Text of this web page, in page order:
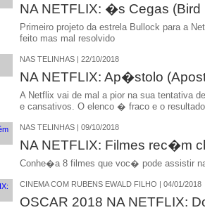
NA NETFLIX: �s Cegas (Bird
Primeiro projeto da estrela Bullock para a
feito mas mal resolvido
NAS TELINHAS | 22/10/2018
NA NETFLIX: Ap�stolo
A Netflix vai de mal a pior na sua tentativa
e cansativos. O elenco � fraco e o
NAS TELINHAS | 09/10/2018
NA NETFLIX: Filmes rec�m
Conhe�a 8 filmes que voc� pode assistir
CINEMA COM RUBENS EWALD FILHO | 04/01/2018
OSCAR 2018 NA NETFLIX: